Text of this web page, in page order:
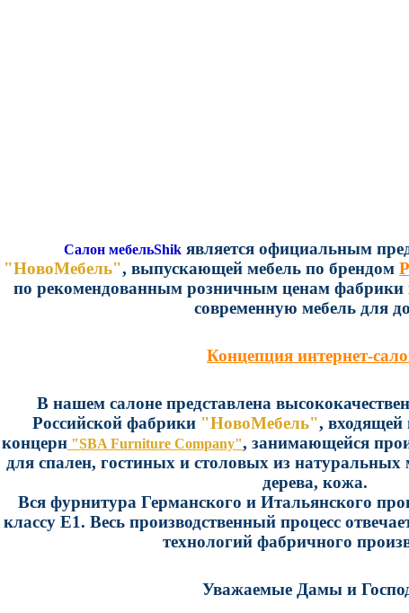
Салон мебельShik является официальным
"НовоМебель", выпускающей мебель по брендом
по рекомендованнымрозничным ценам фабрики
современную мебель для
Концепция интернет-
В нашем салоне представлена
Российской фабрики "НовоМебель", входящей
концерн "SBA Furniture Company", занимающейся
для спален, гостиных и столовых из
дерева, кожа.
Вся фурнитура Германского и Итальянского
классу Е1. Весь производственный процесс
технологий фабричного
Уважаемые Дамы и